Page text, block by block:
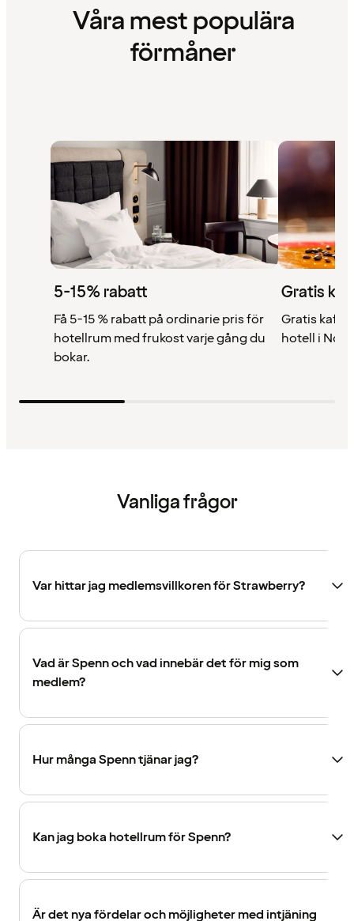
Våra mest populära
förmåner
5-15% rabatt
Få 5-15 % rabatt på ordinarie pris för
hotellrum med frukost varje gång du
bokar.
Gratis
Gratis kaffe
hotell i
Vanliga frågor
Var hittar jag medlemsvillkoren för Strawberry?
Vad är Spenn och vad innebär det för mig som
medlem?
Hur många Spenn tjänar jag?
Kan jag boka hotellrum för Spenn?
Är det nya fördelar och möjligheter med intjäning